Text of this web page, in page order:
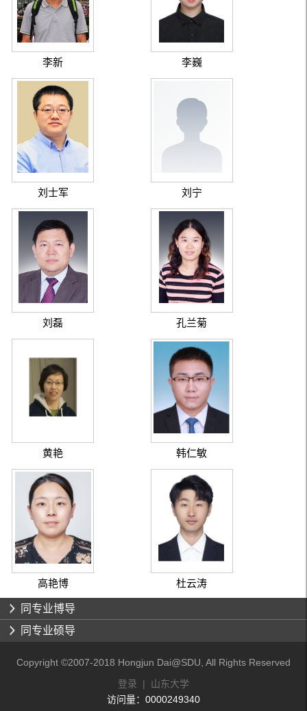
李新 李巍
刘士军 刘宁
刘磊 孔兰菊
黄艳 韩仁敏
高艳博 杜云涛
同专业博导
同专业硕导
Copyright ©2007-2018 Hongjun Dai@SDU, All Rights Reserved
登录 | 山东大学
访问量： 0000249340